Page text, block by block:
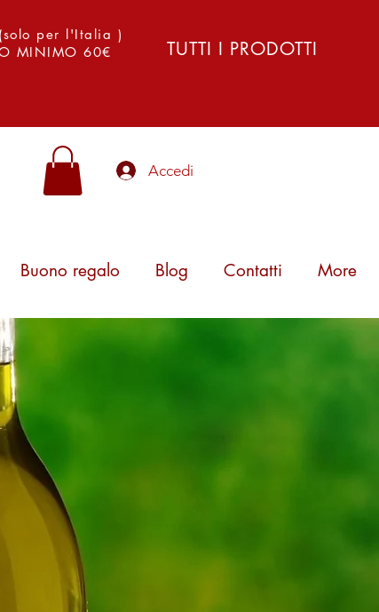
per l'Italia )
MINIMO 60€
TUTTI I PRODOTTI
Accedi
Buono regalo Blog Contatti More